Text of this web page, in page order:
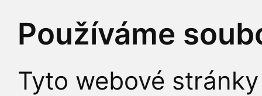
Používáme
Tyto webové